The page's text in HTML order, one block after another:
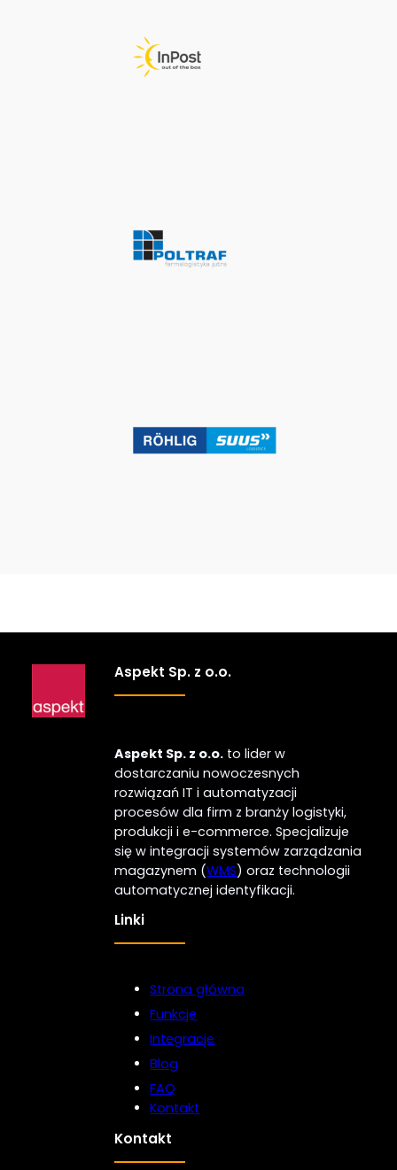
Aspekt Sp. z o.o.
Aspekt Sp. z o.o. to lider w
dostarczaniu nowoczesnych
rozwiązań IT i automatyzacji
procesów dla firm z branży logistyki,
produkcji i e-commerce. Specjalizuje
się w integracji systemów zarządzania
magazynem (WMS) oraz technologii
automatycznej identyfikacji.
Linki
Strona główna
Funkcje
Integracje
Blog
FAQ
Kontakt
Kontakt